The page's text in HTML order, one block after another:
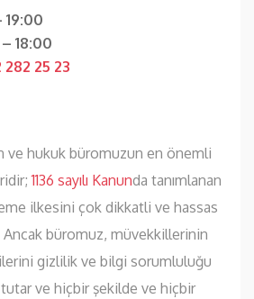
18:00
282 25 23
ve hukuk büromuzun en önemli
1136 sayılı Kanunda tanımlanan
ilkesini çok dikkatli ve hassas
büromuz, müvekkillerinin
gizlilik ve bilgi sorumluluğu
tutar ve hiçbir şekilde ve hiçbir